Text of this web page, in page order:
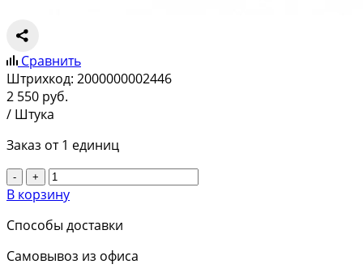
Сравнить
Штрихкод: 2000000002446
2 550 руб.
/ Штука
Заказ от 1 единиц
- +
В корзину
Способы доставки
Самовывоз из офиса